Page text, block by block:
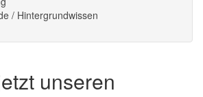
/ Hintergrundwissen
unseren